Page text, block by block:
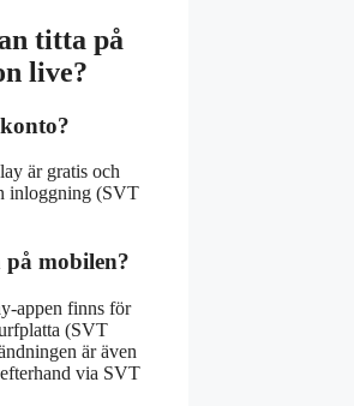
titta på
live?
är gratis och
inloggning (SVT
mobilen?
appen finns för
(SVT
är även
via SVT